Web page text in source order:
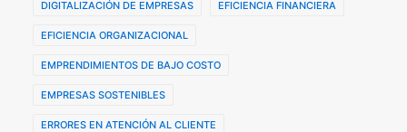
DIGITALIZACIÓN DE EMPRESAS EFICIENCIA FINANCIERA
EFICIENCIA ORGANIZACIONAL
EMPRENDIMIENTOS DE BAJO COSTO
EMPRESAS SOSTENIBLES
ERRORES EN ATENCIÓN AL CLIENTE